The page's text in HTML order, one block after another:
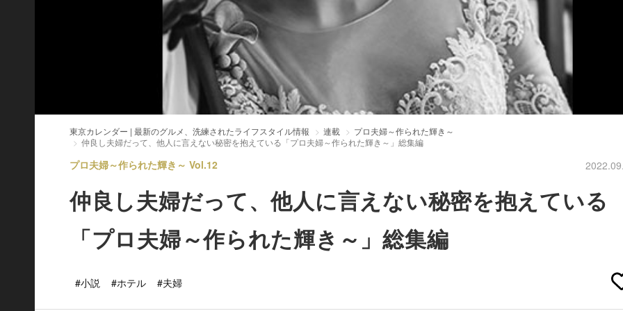
東京カレンダー | 最新のグルメ、洗練されたライフスタイル情報 連載
プロ夫婦～作られた輝き～
仲良し夫婦だって、他人に言えない秘密を抱えている「プロ夫婦～作られた輝き～」総集編
プロ夫婦～作られた輝き～ Vol.12
仲良し夫婦だって、他人に言えない秘密を抱えている
「プロ夫婦～作られた輝き～」総集編
#小説 #ホテル #夫婦